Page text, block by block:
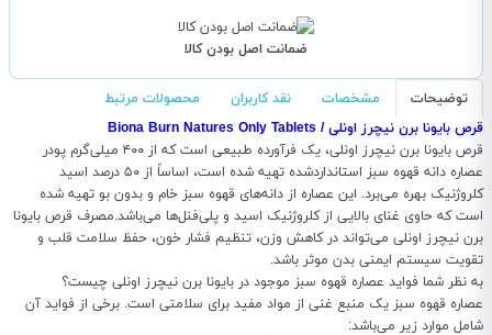
ضمانت اصل بودن کالا
توضیحات مشخصات نقد کاربران
محصولات مرتبط
قرص بایونا برن نیچرز اونلی / Biona Burn Natures Only Tablets
قرص بایونا برن نیچرز اونلی، یک فرآورده طبیعی است که از ۴۰۰ میلی‌گرم پودر
عصاره دانه قهوه سبز استانداردشده تهیه شده است، اساساً از ۵۰ درصد اسید
کلروژنیک بهره می‌برد. این عصاره از دانه‌های قهوه سبز خام و بدون بو تهیه شده
است که حاوی غنای بالایی از کلروژنیک اسید و پلی‌فنل‌ها می‌باشد.مصرف قرص بایونا
برن نیچرز اونلی می‌تواند در کاهش وزن، تنظیم فشار خون، حفظ سلامت قلب و
تقویت سیستم ایمنی بدن موثر باشد.
به نظر شما فواید عصاره قهوه سبز موجود در بایونا برن نیچرز اونلی چیست؟
عصاره قهوه سبز یک منبع غنی از مواد مفید برای سلامتی است. برخی از فواید آن
شامل موارد زیر می‌باشد: